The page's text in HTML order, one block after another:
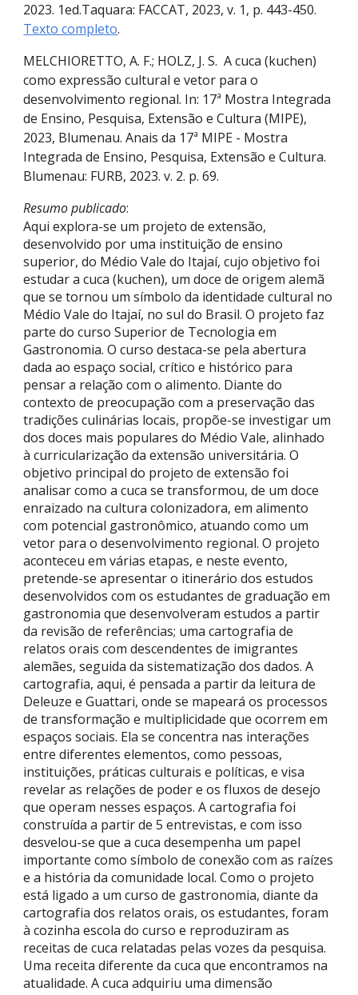
2023. 1ed.Taquara: FACCAT, 2023, v. 1, p. 443-450.
Texto completo.
MELCHIORETTO, A. F.; HOLZ, J. S. A cuca (kuchen)
como expressão cultural e vetor para o
desenvolvimento regional. In: 17ª Mostra Integrada
de Ensino, Pesquisa, Extensão e Cultura (MIPE),
2023, Blumenau. Anais da 17ª MIPE - Mostra
Integrada de Ensino, Pesquisa, Extensão e Cultura.
Blumenau: FURB, 2023. v. 2. p. 69.
Resumo publicado:
Aqui explora-se um projeto de extensão,
desenvolvido por uma instituição de ensino
superior, do Médio Vale do Itajaí, cujo objetivo foi
estudar a cuca (kuchen), um doce de origem alemã
que se tornou um símbolo da identidade cultural no
Médio Vale do Itajaí, no sul do Brasil. O projeto faz
parte do curso Superior de Tecnologia em
Gastronomia. O curso destaca-se pela abertura
dada ao espaço social, crítico e histórico para
pensar a relação com o alimento. Diante do
contexto de preocupação com a preservação das
tradições culinárias locais, propõe-se investigar um
dos doces mais populares do Médio Vale, alinhado
à curricularização da extensão universitária. O
objetivo principal do projeto de extensão foi
analisar como a cuca se transformou, de um doce
enraizado na cultura colonizadora, em alimento
com potencial gastronômico, atuando como um
vetor para o desenvolvimento regional. O projeto
aconteceu em várias etapas, e neste evento,
pretende-se apresentar o itinerário dos estudos
desenvolvidos com os estudantes de graduação em
gastronomia que desenvolveram estudos a partir
da revisão de referências; uma cartografia de
relatos orais com descendentes de imigrantes
alemães, seguida da sistematização dos dados. A
cartografia, aqui, é pensada a partir da leitura de
Deleuze e Guattari, onde se mapeará os processos
de transformação e multiplicidade que ocorrem em
espaços sociais. Ela se concentra nas interações
entre diferentes elementos, como pessoas,
instituições, práticas culturais e políticas, e visa
revelar as relações de poder e os fluxos de desejo
que operam nesses espaços. A cartografia foi
construída a partir de 5 entrevistas, e com isso
desvelou-se que a cuca desempenha um papel
importante como símbolo de conexão com as raízes
e a história da comunidade local. Como o projeto
está ligado a um curso de gastronomia, diante da
cartografia dos relatos orais, os estudantes, foram
à cozinha escola do curso e reproduziram as
receitas de cuca relatadas pelas vozes da pesquisa.
Uma receita diferente da cuca que encontramos na
atualidade. A cuca adquiriu uma dimensão